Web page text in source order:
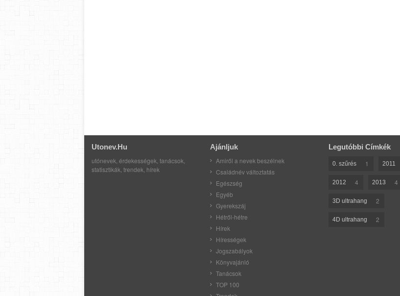
Utonev.hu
utónevek, érdekességek, tanácsok,
statisztikák, trendek, hírek
Ajánljuk
Amiről a nevek beszélnek
Családnév változtatás
Egészség
Egyéb
Gyerekszáj
Hétről-hétre
Hírek
Hírességek
Jogszabályok
Könyvajánló
Tanácsok
TOP 100
Legutóbbi Címkék
0. szűrés 1 2011
2012 4 2013 4
3D ultrahang 2
4D ultrahang 2